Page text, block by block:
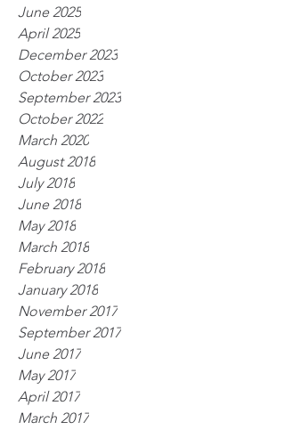
June 2025
April 2025
December 2023
October 2023
September 2023
October 2022
March 2020
August 2018
July 2018
June 2018
May 2018
March 2018
February 2018
January 2018
November 2017
September 2017
June 2017
May 2017
April 2017
March 2017